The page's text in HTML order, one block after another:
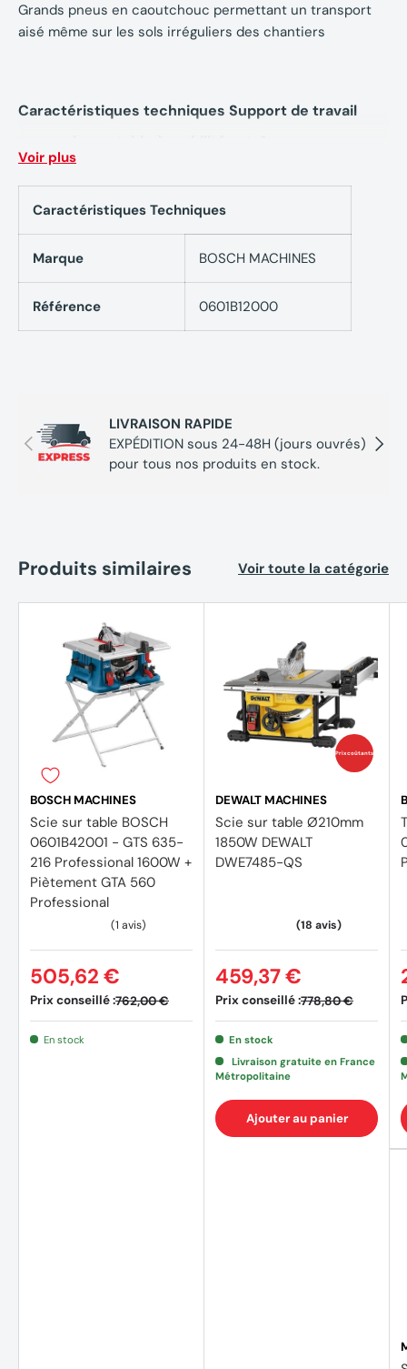
Grands pneus en caoutchouc permettant un transport
aisé même sur les sols irréguliers des chantiers
Caractéristiques techniques Support de travail
Hauteur table de travail 622 mm
Voir plus
Caractéristiques Techniques
Marque BOSCH MACHINES
Référence 0601B12000
Précédent
LIVRAISON RAPIDE
EXPÉDITION sous 24-48H (jours ouvrés)
pour tous nos produits en stock.
Produits similaires Voir toute la catégorie
BOSCH MACHINES
Scie sur table BOSCH
0601B42001 - GTS 635-
216 Professional 1600W +
Piètement GTA 560
Professional
Prix conseillé :762,00 €
505,62 €
En stock
Prix coûtants
DEWALT MACHINES
Scie sur table Ø210mm
1850W DEWALT
DWE7485-QS
Prix conseillé :778,80 €
459,37 €
En stock
Livraison gratuite en France
Métropolitaine
Ajouter au panier